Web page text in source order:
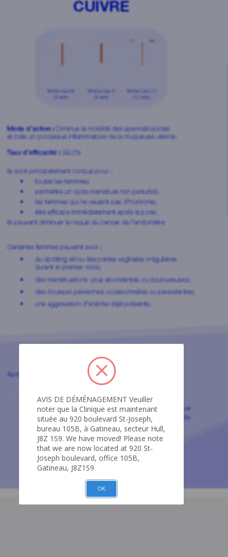
AVIS DE DÉMÉNAGEMENT Veuiller
noter que la Clinique est maintenant
située au 920 boulevard St-Joseph,
bureau 105B, à Gatineau, secteur Hull,
J8Z 1S9. We have moved! Please note
that we are now located at 920 St-
Joseph boulevard, office 105B,
Gatineau, J8Z1S9
OK